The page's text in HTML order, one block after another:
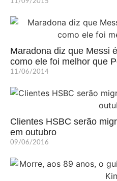
Maradona diz que Messi
como ele foi melhor que
11/06/2014
Clientes HSBC serão
em outubro
09/06/2016